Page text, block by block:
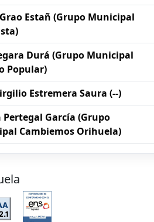
Estañ (Grupo Municipal
Durá (Grupo Municipal
Popular)
Estremera Saura (--)
Pertegal García (Grupo
Cambiemos Orihuela)